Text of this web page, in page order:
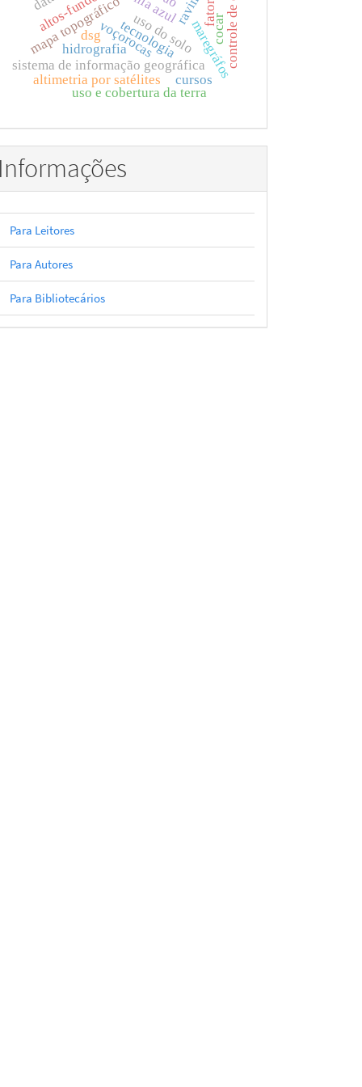
voçorocasuso do solo
sistema de informação geográfica
altimetria por satélites
mapa topográfico
uso e cobertura da terra
maregráfos
hidrografia
altos-fundos cocar
dsg
fator c
tecnologia
cursos
Informações
Para Leitores
Para Autores
Para Bibliotecários